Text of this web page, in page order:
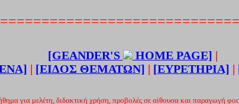
[GEANDER'S HOME PAGE] |
| [ΕΙΔΟΣ ΘΕΜΑΤΩΝ] | [ΕΥΡΕΤΗΡΙΑ] |
για μελέτη, διδακτική χρήση, προβολές σε αίθουσα και παραγωγή